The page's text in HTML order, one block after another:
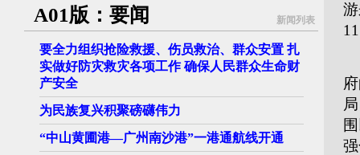
A01版：要闻 新闻列表
要全力组织抢险救援、伤员救治、群众安置 扎
实做好防灾救灾各项工作 确保人民群众生命财
产安全
为民族复兴积聚磅礴伟力
“中山黄圃港—广州南沙港”一港通航线开通